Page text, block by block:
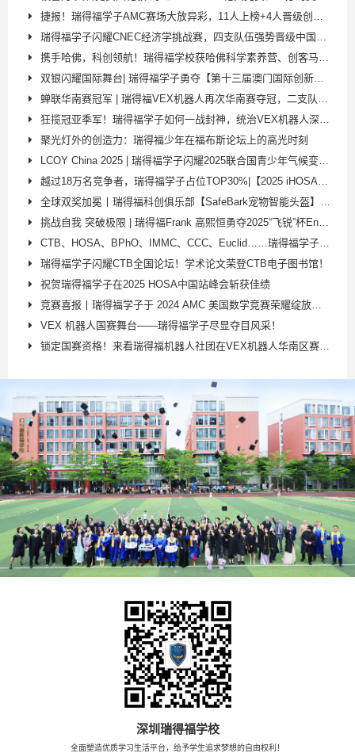
捷报！瑞得福学子AMC赛场大放异彩，11人上榜+4人晋级创佳绩！
瑞得福学子闪耀CNEC经济学挑战赛，四支队伍强势晋级中国站！并获得最佳团队奖！
携手哈佛，科创领航！瑞得福学校获哈佛科学素养营、创客马拉松双授权
双银闪耀国际舞台| 瑞得福学子勇夺【第十三届澳门国际创新发明展】两个全球银奖！
蝉联华南赛冠军 | 瑞得福VEX机器人再次华南赛夺冠，二支队伍双双晋级国赛
狂揽冠亚季军！瑞得福学子如何一战封神，统治VEX机器人深圳选拔赛？
聚光灯外的创造力：瑞得福少年在福布斯论坛上的高光时刻
LCOY China 2025 | 瑞得福学子闪耀2025联合国青少年气候变化峰会！
越过18万名竞争者，瑞得福学子占位TOP30%|【2025 iHOSA全球站】再攀高峰！
全球双奖加冕丨瑞得福科创俱乐部【SafeBark宠物智能头盔】斩获日内瓦发明展金奖！​
挑战自我 突破极限 | 瑞得福Frank 高熙恒勇夺2025“飞锐”杯Enduro耐力赛季军！
CTB、HOSA、BPhO、IMMC、CCC、Euclid……瑞得福学子在国际学术赛场连创巅峰！
瑞得福学子闪耀CTB全国论坛！学术论文荣登CTB电子图书馆！
祝贺瑞得福学子在2025 HOSA中国站峰会斩获佳绩
竞赛喜报丨瑞得福学子于 2024 AMC 美国数学竞赛荣耀绽放，佳绩斐然！
VEX 机器人国赛舞台——瑞得福学子尽显夺目风采！
锁定国赛资格！来看瑞得福机器人社团在VEX机器人华南区赛上的精彩表现！
深圳瑞得福学校
全面塑造优质学习生活平台，给予学生追求梦想的自由权利！